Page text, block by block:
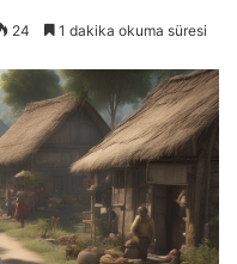
24 1 dakika okuma süresi